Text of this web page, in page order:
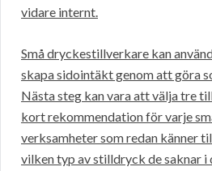
vidare internt.
Små dryckestillverkare kan
skapa sidointäkt genom att göra
Nästa steg kan vara att välja tre
kort rekommendation för varje
verksamheter som redan känner
vilken typ av stilldryck de saknar i